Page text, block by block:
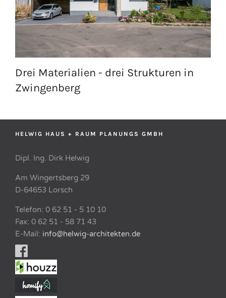
Drei Materialien - drei Strukturen in
Zwingenberg
HELWIG HAUS + RAUM PLANUNGS GMBH
Dipl. Ing. Dirk Helwig
Am Wingertsberg 29
D-64653 Lorsch
Telefon: 0 62 51 - 5 10 10
Fax: 0 62 51 - 58 71 43
E-Mail: info@helwig-architekten.de